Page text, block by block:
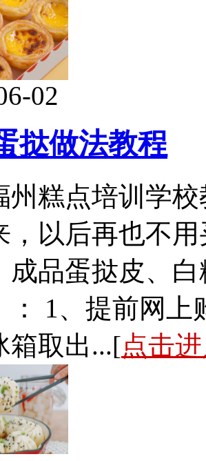
02
挞做法教程
州糕点培训学
，以后再也不
成品蛋挞皮、
： 1、提前网
箱取出...[点击